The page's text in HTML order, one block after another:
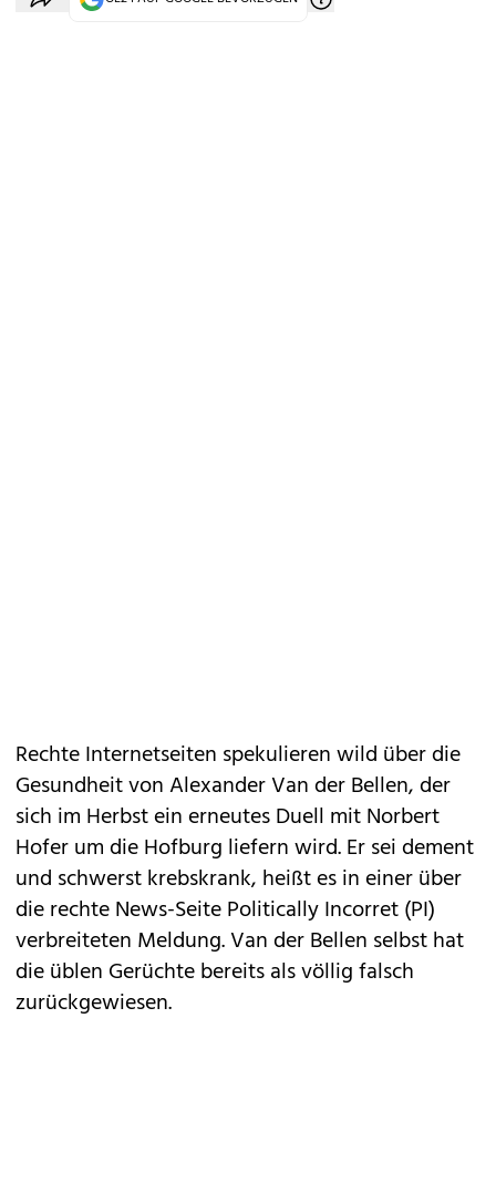
Rechte Internetseiten spekulieren wild über die
Gesundheit von Alexander Van der Bellen, der
sich im Herbst ein erneutes Duell mit Norbert
Hofer um die Hofburg liefern wird. Er sei dement
und schwerst krebskrank, heißt es in einer über
die rechte News-Seite Politically Incorret (PI)
verbreiteten Meldung. Van der Bellen selbst hat
die üblen Gerüchte bereits als völlig falsch
zurückgewiesen.